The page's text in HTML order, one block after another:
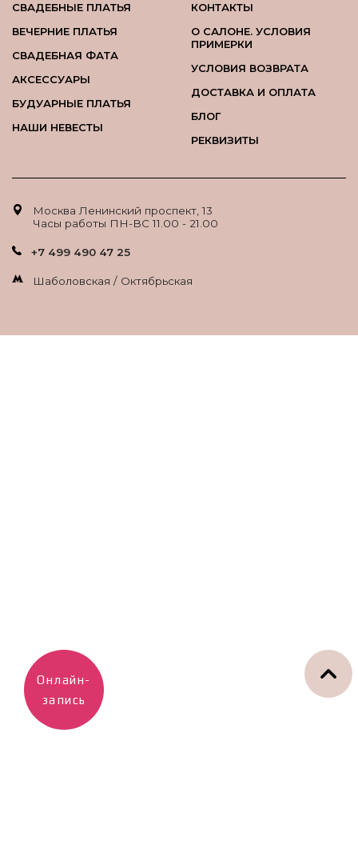
СВАДЕБНЫЕ ПЛАТЬЯ
ВЕЧЕРНИЕ ПЛАТЬЯ
СВАДЕБНАЯ ФАТА
АКСЕССУАРЫ
БУДУАРНЫЕ ПЛАТЬЯ
НАШИ НЕВЕСТЫ
КОНТАКТЫ
О САЛОНЕ. УСЛОВИЯ
ПРИМЕРКИ
УСЛОВИЯ ВОЗВРАТА
ДОСТАВКА И ОПЛАТА
БЛОГ
РЕКВИЗИТЫ
Москва Ленинский проспект, 13
Часы работы ПН-ВС 11.00 - 21.00
+7 499 490 47 25
Шаболовская / Октябрьская
Онлайн-
запись